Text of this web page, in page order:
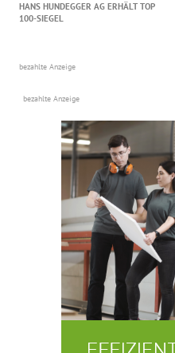
HANS HUNDEGGER AG ERHÄLT TOP
100-SIEGEL
bezahlte Anzeige
bezahlte Anzeige